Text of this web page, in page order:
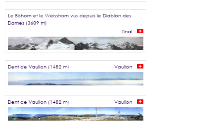
Le Bishorn et le Weisshorn vus depuis le Diablon des
Dames (3609 m)
Zinal
Dent de Vaulion (1482 m) Vaulion
Dent de Vaulion (1482 m) Vaulion